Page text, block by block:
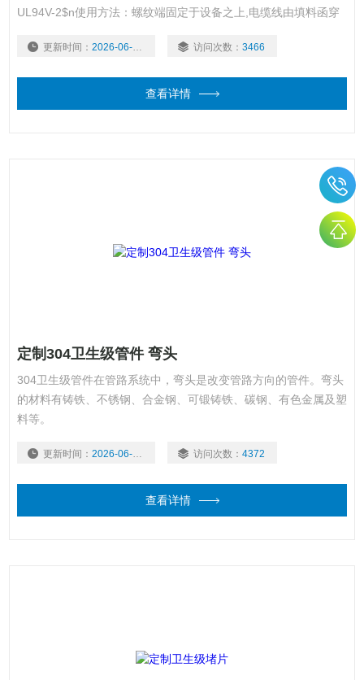
UL94V-2$n使用方法：螺纹端固定于设备之上,电缆线由填料函穿
格：公制MG牙,德制PG牙,英制G管牙,美制NPT锥牙。$n产品材
更新时间： 2026-06-16 访问次数： 3466
查看详情
定制304卫生级管件 弯头
304卫生级管件在管路系统中，弯头是改变管路方向的管件。弯头
的材料有铸铁、不锈钢、合金钢、可锻铸铁、碳钢、有色金属及塑
料等。
更新时间： 2026-06-16 访问次数： 4372
查看详情